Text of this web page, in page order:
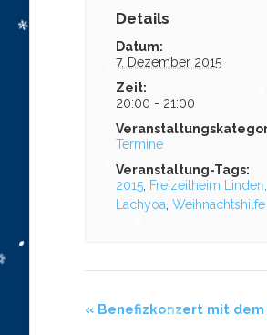
Details
Datum:
7. Dezember 2015
Zeit:
20:00 - 21:00
Termine
Veranstaltung-Tags:
2015 Freizeitheim Linden
Lachyoa ,Weihnachtshilfe
« Benefizkonzert mit